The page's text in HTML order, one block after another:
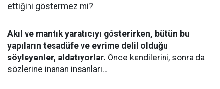
ettiğini göstermez mi?
Akıl ve mantık yaratıcıyı gösterirken, bütün bu
yapıların tesadüfe ve evrime delil olduğu
söyleyenler, aldatıyorlar. Önce kendilerini, sonra da
sözlerine inanan insanları…